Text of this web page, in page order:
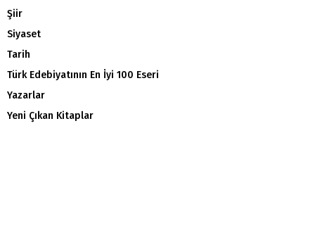
Şiir
Siyaset
Tarih
Türk Edebiyatının En İyi 100 Eseri
Yazarlar
Yeni Çıkan Kitaplar